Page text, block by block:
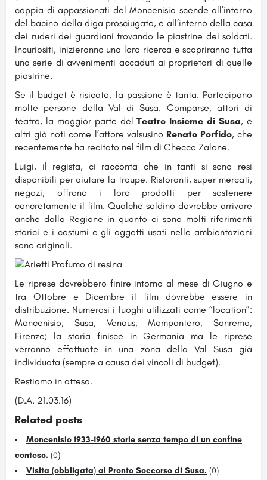
coppia di appassionati del Moncenisio scende all’interno
del bacino della diga prosciugato, e all’interno della casa
dei ruderi dei guardiani trovando le piastrine dei soldati.
Incuriositi, inizieranno una loro ricerca e scopriranno tutta
una serie di avvenimenti accaduti ai proprietari di quelle
piastrine.
Se il budget è risicato, la passione è tanta. Partecipano
molte persone della Val di Susa. Comparse, attori di
teatro, la maggior parte delTeatro Insieme di Susa, e
altri già noti come l’attore valsusino Renato Porfido, che
recentemente ha recitato nel film di Checco Zalone.
Luigi, il regista, ci racconta che in tanti si sono resi
disponibili per aiutare la troupe. Ristoranti, super mercati,
negozi, offrono i loro prodotti per sostenere
concretamente il film. Qualche soldino dovrebbe arrivare
anche dalla Regione in quanto ci sono molti riferimenti
storici e i costumi e gli oggetti usati nelle ambientazioni
sono originali.
Le riprese dovrebbero finire intorno al mese di Giugno e
tra Ottobre e Dicembre il film dovrebbe essere in
distribuzione. Numerosi i luoghi utilizzati come “location”:
Moncenisio, Susa, Venaus, Mompantero, Sanremo,
Firenze; la storia finisce in Germania ma le riprese
verranno effettuate in una zona della Val Susa già
individuata (sempre a causa dei vincoli di budget).
Restiamo in attesa.
(D.A. 21.03.16)
Related posts
Moncenisio 1933-1960 storie senza tempo di un confine
conteso. (0)
Visita (obbligata) al Pronto Soccorso di Susa. (0)